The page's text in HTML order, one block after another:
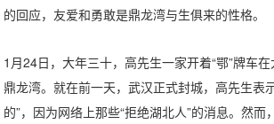
的回应，友爱和勇敢是鼎龙湾与生俱来的性格。
1月24日，大年三十，高先生一家开着“鄂”牌车
鼎龙湾。就在前一天，武汉正式封城，高先生表
的”，因为网络上那些“拒绝湖北人”的消息。然